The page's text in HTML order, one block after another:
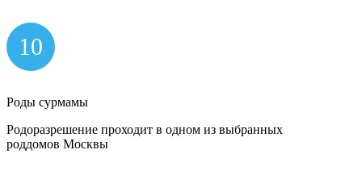
10
Роды сурмамы
Родоразрешение проходит в одном из выбранных
роддомов Москвы